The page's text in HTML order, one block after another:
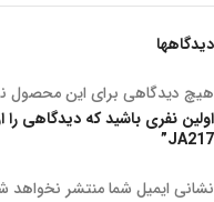
دیدگاهها
هیچ دیدگاهی برای این محصول
JA217”
نشانی ایمیل شما منتشر نخواهد